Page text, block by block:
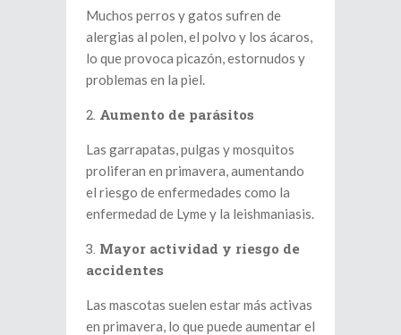
Muchos perros y gatos sufren de
alergias al polen, el polvo y los ácaros,
lo que provoca picazón, estornudos y
problemas en la piel.
Aumento de parásitos
Las garrapatas, pulgas y mosquitos
proliferan en primavera, aumentando
el riesgo de enfermedades como la
enfermedad de Lyme y la leishmaniasis.
Mayor actividad y riesgo de
accidentes
Las mascotas suelen estar más activas
en primavera, lo que puede aumentar el